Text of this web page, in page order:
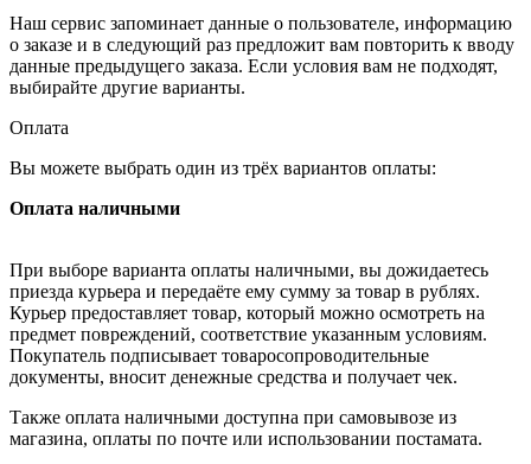
Наш сервис запоминает данные о пользователе, информацию
о заказе и в следующий раз предложит вам повторить к вводу
данные предыдущего заказа. Если условия вам не подходят,
выбирайте другие варианты.
Оплата
Вы можете выбрать один из трёх вариантов оплаты:
Оплата наличными
При выборе варианта оплаты наличными, вы дожидаетесь
приезда курьера и передаёте ему сумму за товар в рублях.
Курьер предоставляет товар, который можно осмотреть на
предмет повреждений, соответствие указанным условиям.
Покупатель подписывает товаросопроводительные
документы, вносит денежные средства и получает чек.
Также оплата наличными доступна при самовывозе из
магазина, оплаты по почте или использовании постамата.